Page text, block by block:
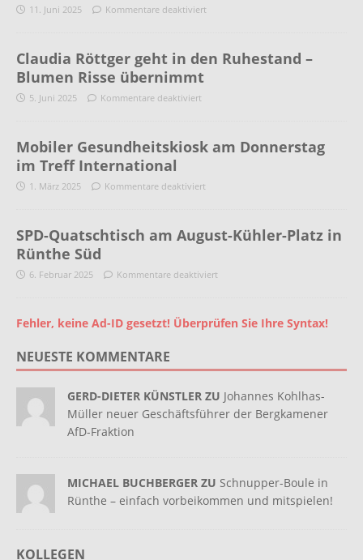
11. Juni 2025 Kommentare deaktiviert
Claudia Röttger geht in den Ruhestand –
Blumen Risse übernimmt
5. Juni 2025 Kommentare deaktiviert
Mobiler Gesundheitskiosk am Donnerstag
im Treff International
1. März 2025 Kommentare deaktiviert
SPD-Quatschtisch am August-Kühler-Platz in
Rünthe Süd
6. Februar 2025 Kommentare deaktiviert
Fehler, keine Ad-ID gesetzt! Überprüfen Sie Ihre Syntax!
NEUESTE KOMMENTARE
GERD-DIETER KÜNSTLER ZU Johannes Kohlhas-
Müller neuer Geschäftsführer der Bergkamener
AfD-Fraktion
MICHAEL BUCHBERGER ZU Schnupper-Boule in
Rünthe – einfach vorbeikommen und mitspielen!
KOLLEGEN